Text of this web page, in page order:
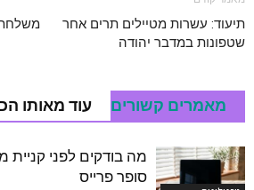
תיעוד: עשרות מטיילים תרים אחר
שטפונות במדבר יהודה
מאמרים קשורים עוד מאותו
מה בודקים לפני קניית
סופר פרייס